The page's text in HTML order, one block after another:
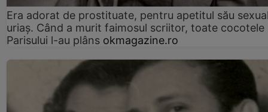
Era adorat de prostituate, pentru apetitul său
uriaș. Când a murit faimosul scriitor, toate cocotele
Parisului l-au plâns okmagazine.ro